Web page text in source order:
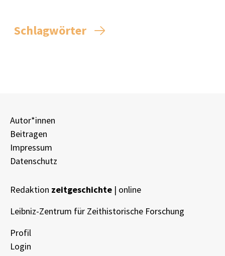
Schlagwörter
Autor*innen
Beitragen
Impressum
Datenschutz
Redaktion zeitgeschichte | online
Leibniz-Zentrum für Zeithistorische Forschung
Profil
Login